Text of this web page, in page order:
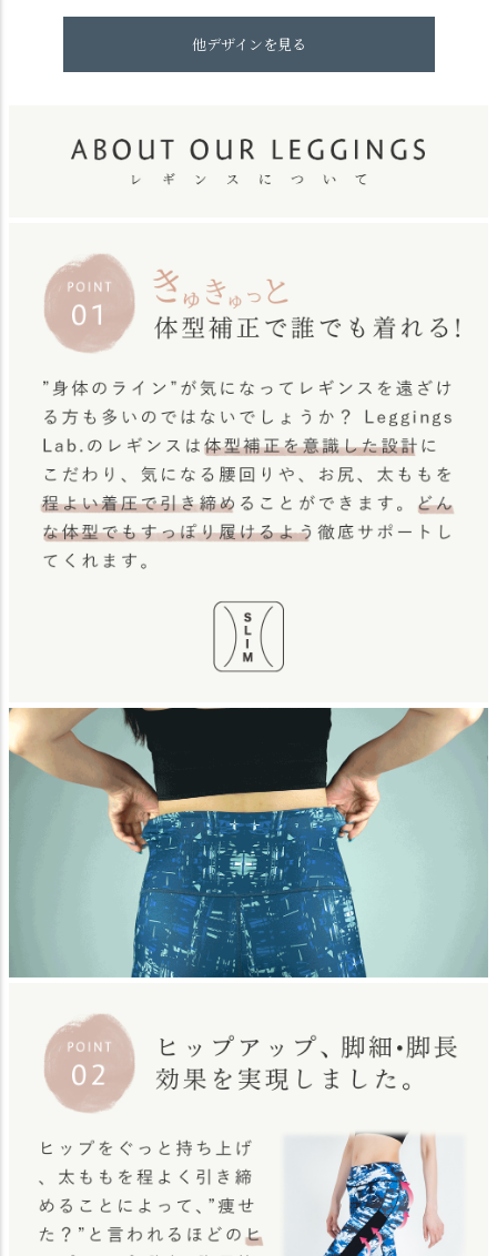
他デザインを見る